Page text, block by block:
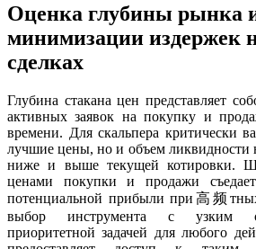
Оценка глубины рынка
минимизации издержек
сделках
Глубина стакана цен представляет
активных заявок на покупку и
времени. Для скальпера критически
лучшие цены, но и объем ликвидности
ниже и выше текущей котировки.
ценами покупки и продажи съедает
потенциальной прибыли при高频
выбор инструмента с узким
приоритетной задачей для любого